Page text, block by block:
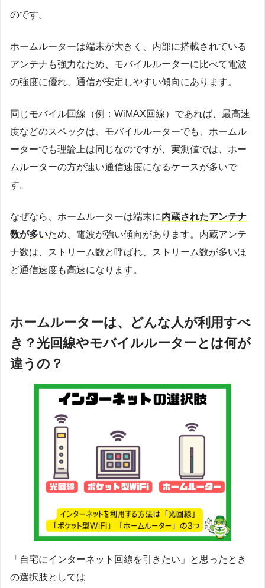
のです。
ホームルーターは端末が大きく、内部に搭載されている
アンテナも強力なため、モバイルルーターに比べて電波
の強度に優れ、通信が安定しやすい傾向にあります。
同じモバイル回線（例：WiMAX回線）であれば、最高速
度などのスペックは、モバイルルーターでも、ホームル
ーターでも理論上は同じなのですが、実測値では、ホー
ムルーターの方が速い通信速度になるケースが多いで
す。
なぜなら、ホームルーターは端末に内蔵されたアンテナ
数が多いため、電波が強い傾向があります。内蔵アンテ
ナ数は、ストリーム数と呼ばれ、ストリーム数が多いほ
ど通信速度も高速になります。
ホームルーターは、どんな人が利用すべ
き？光回線やモバイルルーターとは何が
違うの？
「自宅にインターネット回線を引きたい」と思ったとき
の選択肢としては